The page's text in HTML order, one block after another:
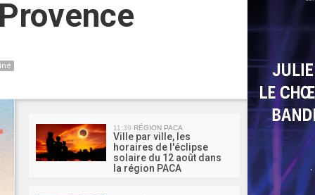
MA
11:39 RÉGION PACA
Ville par ville, les
horaires de l'éclipse
solaire du 12 août dans
la région PACA